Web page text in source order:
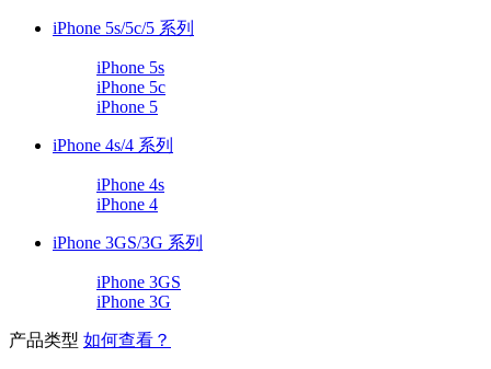
iPhone 5s/5c/5 系列
iPhone 5s
iPhone 5c
iPhone 5
iPhone 4s/4 系列
iPhone 4s
iPhone 4
iPhone 3GS/3G 系列
iPhone 3GS
iPhone 3G
产品类型 如何查看？